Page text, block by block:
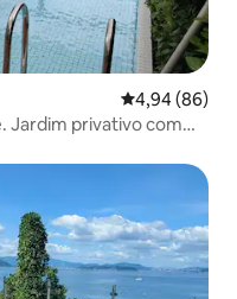
4,94 de uma
4,94 (86)
Jardim privativo com
Daegu. Qingdao.